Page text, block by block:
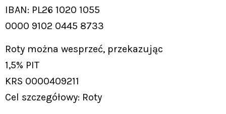
IBAN: PL26 1020 1055
0000 9102 0445 8733
Roty można wesprzeć, przekazując
1,5% PIT
KRS 0000409211
Cel szczegółowy: Roty